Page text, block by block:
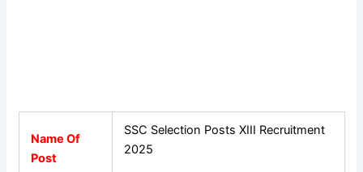
Name Of
Post
SSC Selection Posts XIII Recruitment
2025